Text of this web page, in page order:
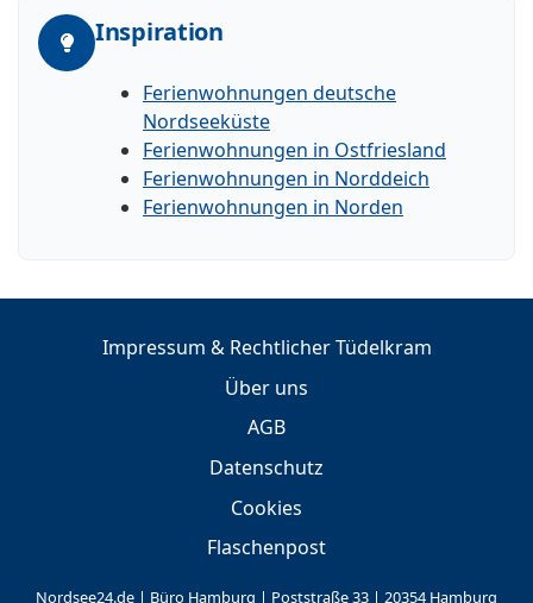
Inspiration
Ferienwohnungen deutsche
Nordseeküste
Ferienwohnungen in Ostfriesland
Ferienwohnungen in Norddeich
Ferienwohnungen in Norden
Impressum & Rechtlicher Tüdelkram
Über uns
AGB
Datenschutz
Cookies
Flaschenpost
Nordsee24.de | Büro Hamburg | Poststraße 33 | 20354 Hamburg